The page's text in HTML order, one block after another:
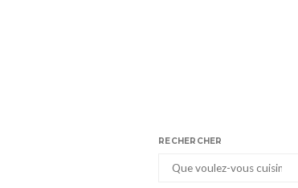
RECHERCHER